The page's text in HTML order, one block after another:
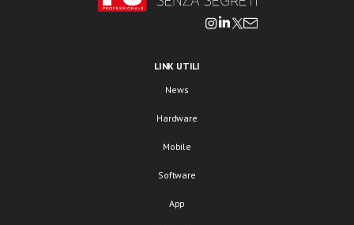
LINK UTILI
News
Hardware
Mobile
Software
App